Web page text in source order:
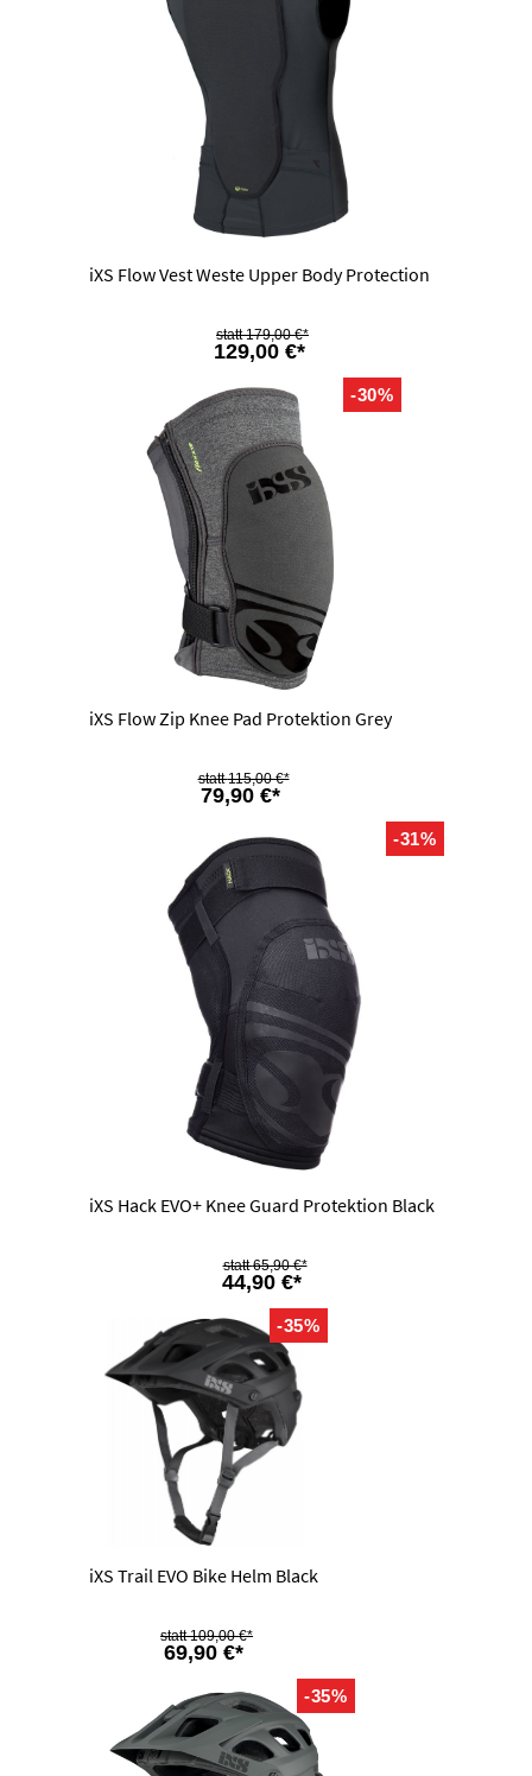
iXS Flow Vest Weste Upper Body Protection
129,00 €*
179,00 €*
-30%
iXS Flow Zip Knee Pad Protektion Grey
79,90 €*
115,00 €*
-31%
iXS Hack EVO+ Knee Guard Protektion Black
44,90 €*
65,90 €*
-35%
iXS Trail EVO Bike Helm Black
69,90 €*
109,00 €*
-35%